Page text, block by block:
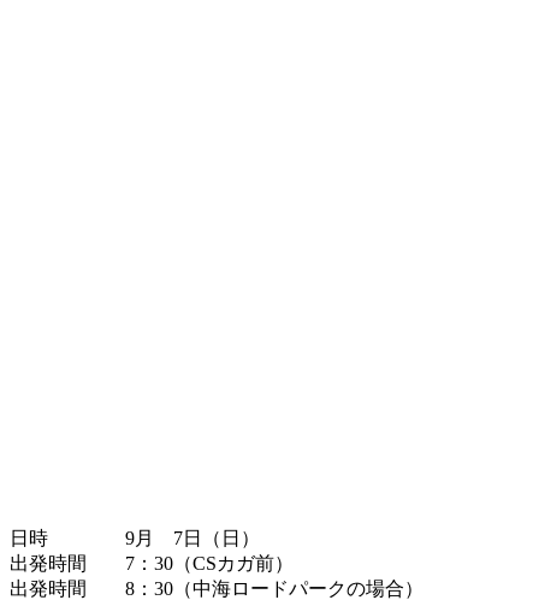
日時 9月 7日（日）
出発時間 7：30（CSカガ前）
出発時間 8：30（中海ロードパークの場合）